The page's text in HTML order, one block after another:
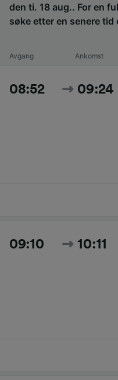
den ti. 18 aug.. For en
søke etter en senere tid
Avgang Ankomst
08:52 09:24
09:10 10:11